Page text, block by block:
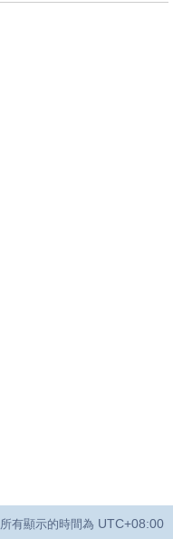
所有顯示的時間為 UTC+08:00